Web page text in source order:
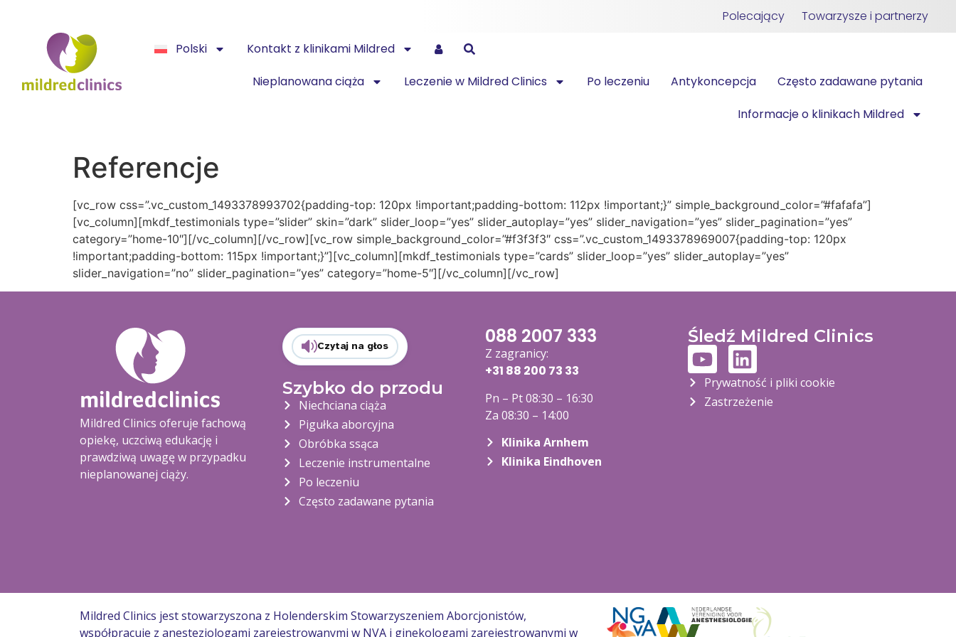
Polecający
Towarzysze i partnerzy
Polski
Kontakt z klinikami Mildred
Nieplanowana ciąża
Leczenie w Mildred Clinics Po leczeniu Antykoncepcja
Często zadawane pytania
Informacje o klinikach Mildred
Referencje
[vc_row css=”.vc_custom_1493378993702{padding-top: 120px !important;padding-bottom: 112px !important;}” simple_background_color=”#fafafa”]
[vc_column][mkdf_testimonials type=”slider” skin=”dark” slider_loop=”yes” slider_autoplay=”yes” slider_navigation=”yes” slider_pagination=”yes”
category=”home-10″][/vc_column][/vc_row][vc_row simple_background_color=”#f3f3f3″ css=”.vc_custom_1493378969007{padding-top: 120px
!important;padding-bottom: 115px !important;}”][vc_column][mkdf_testimonials type=”cards” slider_loop=”yes” slider_autoplay=”yes”
slider_navigation=”no” slider_pagination=”yes” category=”home-5″][/vc_column][/vc_row]
Mildred Clinics oferuje fachową
opiekę, uczciwą edukację i
prawdziwą uwagę w przypadku
nieplanowanej ciąży.
Czytaj na głos
Szybko do przodu
Niechciana ciąża
Pigułka aborcyjna
Obróbka ssąca
Leczenie instrumentalne
Po leczeniu
Często zadawane pytania
088 2007 333
Z zagranicy:
+31 88 200 73 33
Pn – Pt 08:30 – 16:30
Za 08:30 – 14:00
Klinika Arnhem
Klinika Eindhoven
Śledź Mildred Clinics
Prywatność i pliki cookie
Zastrzeżenie
Mildred Clinics jest stowarzyszona z Holenderskim Stowarzyszeniem Aborcjonistów,
współpracuje z anestezjologami zarejestrowanymi w NVA i ginekologami zarejestrowanymi w